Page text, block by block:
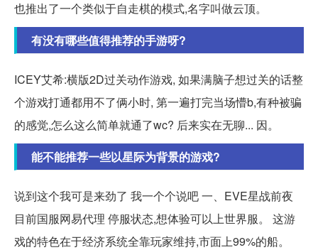
也推出了一个类似于自走棋的模式,名字叫做云顶。
有没有哪些值得推荐的手游呀?
ICEY艾希:横版2D过关动作游戏, 如果满脑子想过关的话整
个游戏打通都用不了俩小时, 第一遍打完当场懵b,有种被骗
的感觉,怎么这么简单就通了wc? 后来实在无聊... 因。
能不能推荐一些以星际为背景的游戏?
说到这个我可是来劲了 我一个个说吧 一、EVE星战前夜
目前国服网易代理 停服状态,想体验可以上世界服。 这游
戏的特色在于经济系统全靠玩家维持,市面上99%的船。